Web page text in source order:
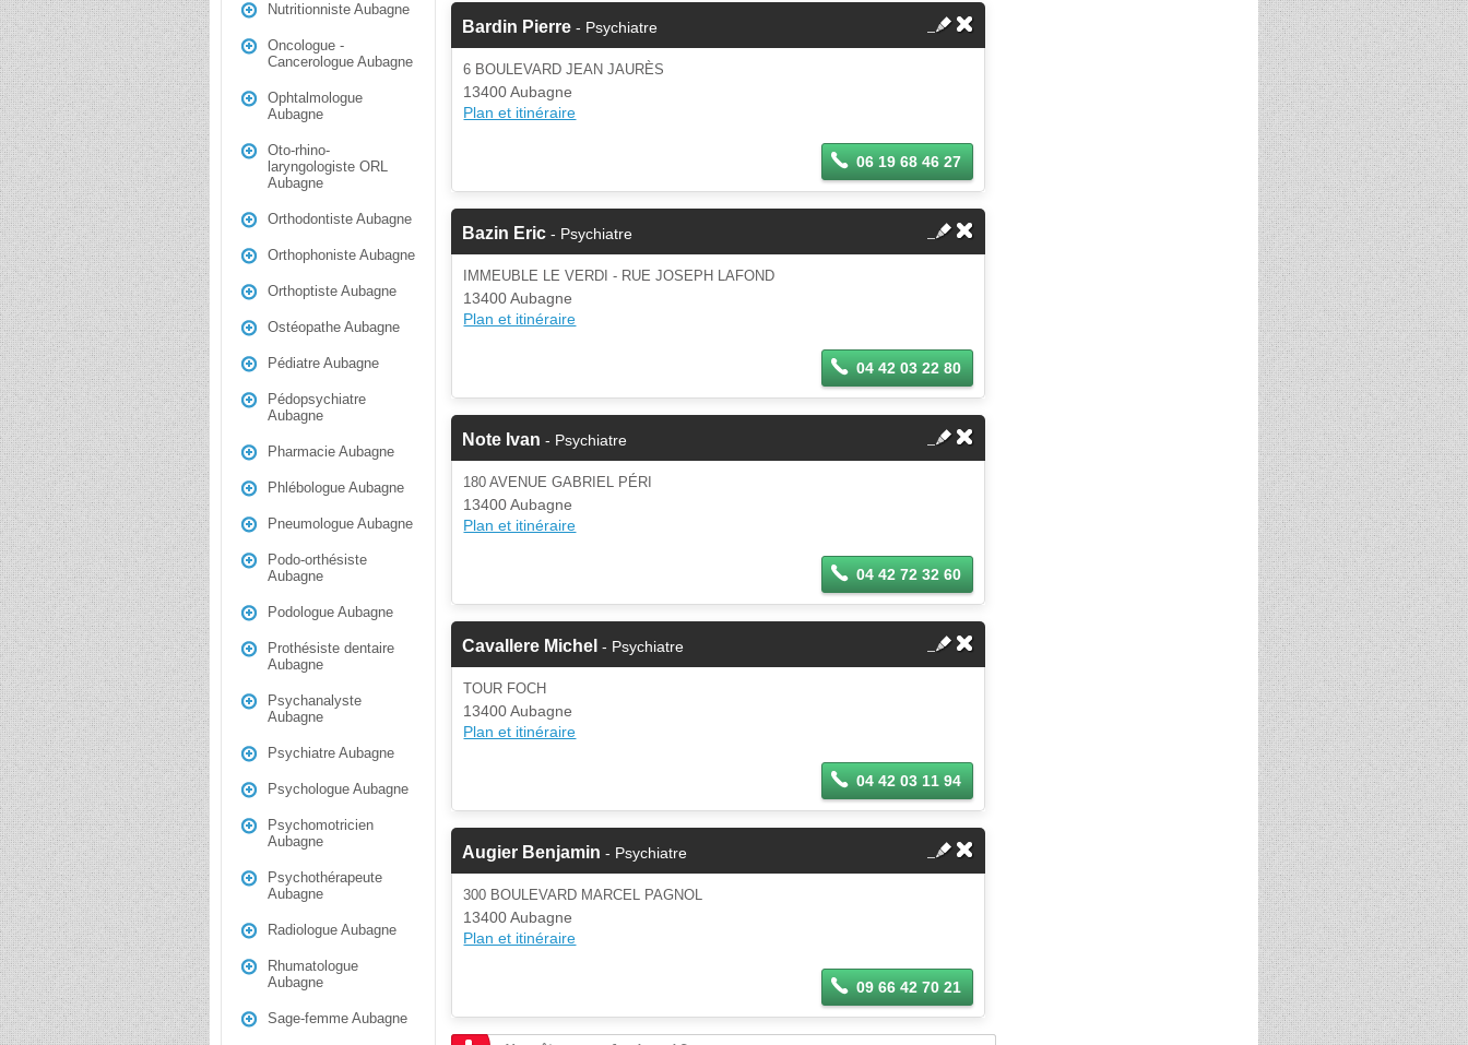
Nutritionniste Aubagne
Oncologue -
Cancerologue Aubagne
Ophtalmologue
Aubagne
Oto-rhino-
laryngologiste ORL
Aubagne
Orthodontiste Aubagne
Orthophoniste Aubagne
Orthoptiste Aubagne
Ostéopathe Aubagne
Pédiatre Aubagne
Pédopsychiatre
Aubagne
Pharmacie Aubagne
Phlébologue Aubagne
Pneumologue Aubagne
Podo-orthésiste
Aubagne
Podologue Aubagne
Prothésiste dentaire
Aubagne
Psychanalyste
Aubagne
Psychiatre Aubagne
Psychologue Aubagne
Psychomotricien
Aubagne
Psychothérapeute
Aubagne
Radiologue Aubagne
Rhumatologue
Aubagne
Sage-femme Aubagne
Bardin Pierre - Psychiatre
6 BOULEVARD JEAN JAURÈS
13400 Aubagne
Plan et itinéraire
06 19 68 46 27
Bazin Eric - Psychiatre
IMMEUBLE LE VERDI - RUE JOSEPH LAFOND
13400 Aubagne
Plan et itinéraire
04 42 03 22 80
Note Ivan - Psychiatre
180 AVENUE GABRIEL PÉRI
13400 Aubagne
Plan et itinéraire
04 42 72 32 60
Cavallere Michel - Psychiatre
TOUR FOCH
13400 Aubagne
Plan et itinéraire
04 42 03 11 94
Augier Benjamin - Psychiatre
300 BOULEVARD MARCEL PAGNOL
13400 Aubagne
Plan et itinéraire
09 66 42 70 21